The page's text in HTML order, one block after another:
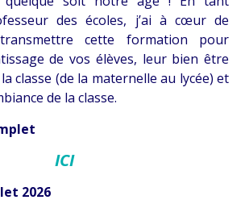
des écoles, j’ai à cœur de
cette formation pour
de vos élèves, leur bien être
classe (de la maternelle au lycée) et
de la classe.
ICI
2026